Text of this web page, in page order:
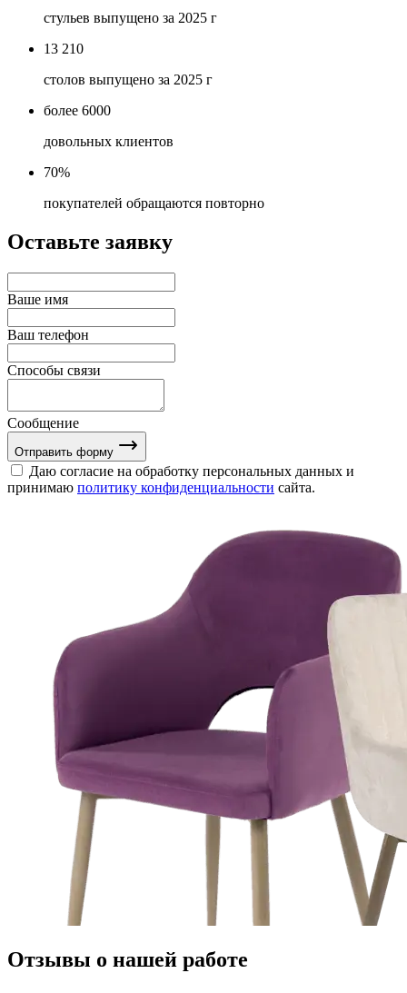
стульев выпущено за 2025 г
13 210
столов выпущено за 2025 г
более 6000
довольных клиентов
70%
покупателей обращаются повторно
Оставьте заявку
Ваше имя
Ваш телефон
Способы связи
Сообщение
Отправить форму
Даю согласие на обработку персональных данных и
принимаю политику конфиденциальности сайта.
Отзывы о нашей работе